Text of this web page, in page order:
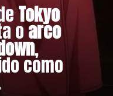
Tokyo
oarco
,
como